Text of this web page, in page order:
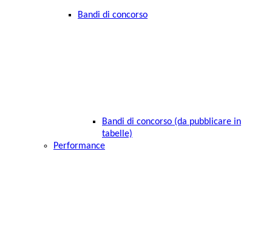
Bandi di concorso
Bandi di concorso (da pubblicare in
tabelle)
Performance